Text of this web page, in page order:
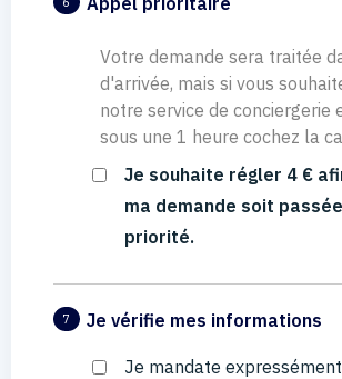
Votre demande sera traitée
d'arrivée, mais si vous
notre service de conciergerie
sous une 1 heure cochez la
Je souhaite régler 4 €
ma demande soit
priorité.
7 Je vérifie mes informations
Je mandate